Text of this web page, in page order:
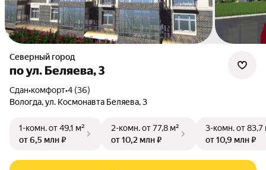
Северный город
по ул. Беляева, 3
Сдан•комфорт•4 (36)
Вологда, ул. Космонавта Беляева, 3
1-комн.от 49,1 м²
от 6,5 млн ₽
2-комн.от 77,8 м²
от 10,2 млн ₽
3-комн.от 83,7
от 10,9 млн ₽